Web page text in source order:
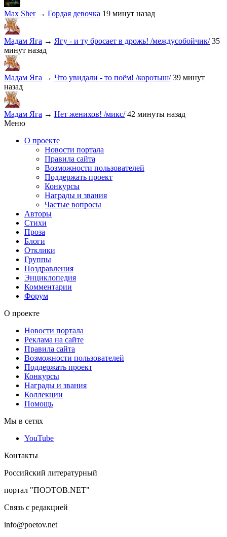
Max Sher→ Гордая девочка 19 минут назад
Мадам Яга → Ягу - и ту бросает в дрожь! /междусобойчик/ 35
минут назад
Мадам Яга → Что увидали - то поём! /коротыш/ 39 минут
назад
Мадам Яга → Нет женихов! /микс/ 42 минуты назад
Меню
О проекте
Новости портала
Правила сайта
Возможности пользователей
Поддержать проект
Конкурсы
Награды и звания
Частые вопросы
Авторы
Стихи
Проза
Блоги
Отклики
Группы
Поздравления
Энциклопедия
Комментарии
Форум
О проекте
Новости портала
Реклама на сайте
Правила сайта
Возможности пользователей
Поддержать проект
Конкурсы
Награды и звания
Коллекции
Помощь
Мы в сетях
YouTube
Контакты
Российский литературный
портал "ПОЭТОВ.NET"
Связь с редакцией
info@poetov.net